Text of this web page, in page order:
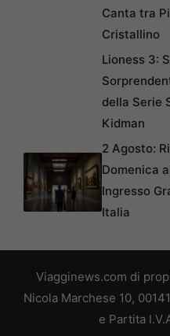
Canta tra
Cristallino
Lioness 3:
della Serie
Kidman
2 Agosto:
Domenica
Ingresso
Italia
Viagginews.com di
Nicola Marchese 10,
e Partita